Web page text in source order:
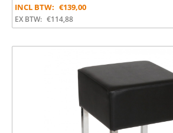
INCL BTW: €139,00
EX BTW: €114,88